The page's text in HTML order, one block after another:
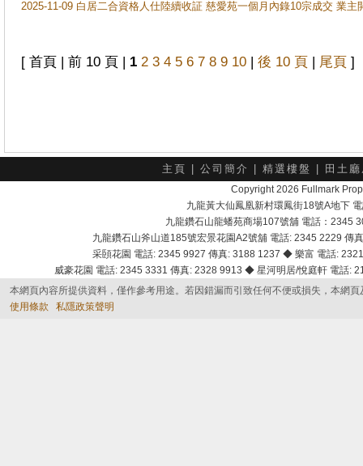
2025-11-09 白居二合資格人仕陸續收証 慈愛苑一個月內錄10宗成交 業
[ 首頁 | 前 10 頁 | 1 2 3 4 5 6 7 8 9 10 | 後 10 頁 | 尾頁 ]
主頁 公司簡介 精選樓盤 田土
Copyright 2026 Fullmark
九龍黃大仙鳳凰新村環鳳街18號A地下
九龍鑽石山龍蟠苑商場107號舖 電話：2345
九龍鑽石山斧山道185號宏景花園A2號舖 電話: 2345 2229
采頣花園 電話: 2345 9927 傳真: 3188 1237 ◆ 樂富 電話:
威豪花園 電話: 2345 3331 傳真: 2328 9913 ◆ 星河明居/悅庭軒 電話
本網頁內容所提供資料，僅作參考用途。若因錯漏而引致任何不便或損失，本網
使用條款
私隱政策聲明